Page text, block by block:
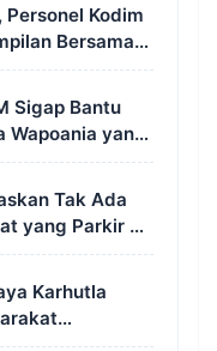
Kodim
Bersama
Sigap Bantu
Wapoania yang
Tak Ada
yang Parkir di
Karhutla
Pembakaran